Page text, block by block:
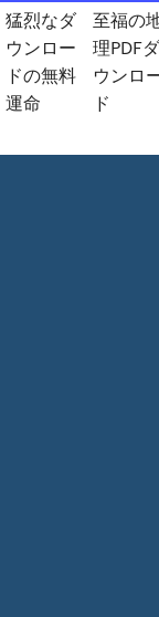
猛烈なダ
ウンロー
ドの無料
運命
至福の
理PDF
ウンロ
ド